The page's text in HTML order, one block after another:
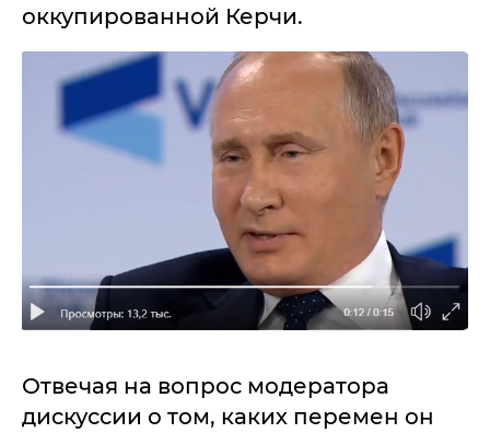
оккупированной Керчи.
Отвечая на вопрос модератора
дискуссии о том, каких перемен он